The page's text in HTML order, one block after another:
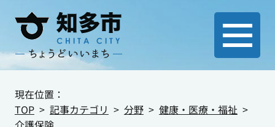
現在位置：
TOP
記事カテゴリ 分野
健康・医療・福祉